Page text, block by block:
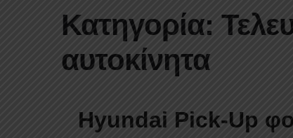
Κατηγορία:
αυτοκίνητα
Hyundai Pick-Up